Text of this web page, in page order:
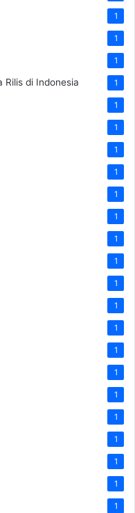
1
1
1
Rilis di Indonesia 1
1
1
1
1
1
1
1
1
1
1
1
1
1
1
1
1
1
1
1